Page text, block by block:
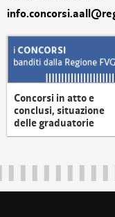
Concorsi in atto e
conclusi, situazione
delle graduatorie